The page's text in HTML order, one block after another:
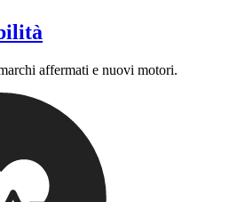
affermati e nuovi motori.